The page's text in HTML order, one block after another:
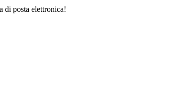
di posta elettronica!